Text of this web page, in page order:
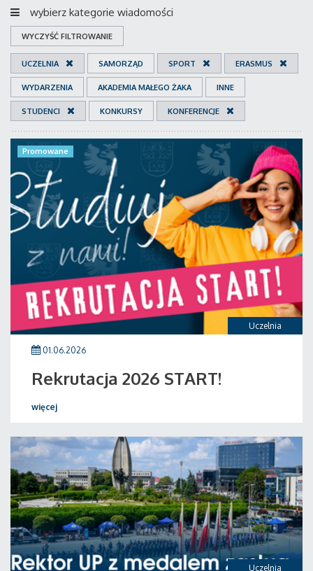
wybierz kategorie wiadomości
WYCZYŚĆ FILTROWANIE
UCZELNIA SAMORZĄD SPORT ERASMUS
WYDARZENIA AKADEMIA MAŁEGO ŻAKA INNE
STUDENCI KONKURSY KONFERENCJE
Uczelnia
Promowane
01.06.2026
Rekrutacja 2026 START!
więcej
Uczelnia